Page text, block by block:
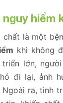
hiểm
chất là một
khi không
lớn,
đi lại, ảnh
Ngoài ra, tình